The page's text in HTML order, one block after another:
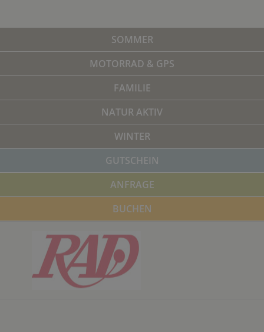
SOMMER
MOTORRAD & GPS
FAMILIE
NATUR AKTIV
WINTER
GUTSCHEIN
ANFRAGE
BUCHEN